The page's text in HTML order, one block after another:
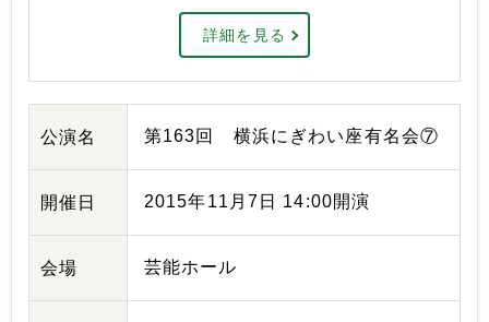
詳細を見る
公演名 第163回 横浜にぎわい座有名会⑦
開催日 2015年11月7日 14:00開演
会場 芸能ホール